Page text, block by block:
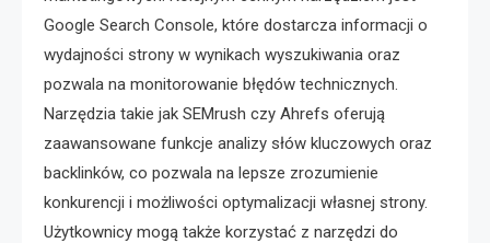
Google Search Console, które dostarcza informacji o
wydajności strony w wynikach wyszukiwania oraz
pozwala na monitorowanie błędów technicznych.
Narzędzia takie jak SEMrush czy Ahrefs oferują
zaawansowane funkcje analizy słów kluczowych oraz
backlinków, co pozwala na lepsze zrozumienie
konkurencji i możliwości optymalizacji własnej strony.
Użytkownicy mogą także korzystać z narzędzi do